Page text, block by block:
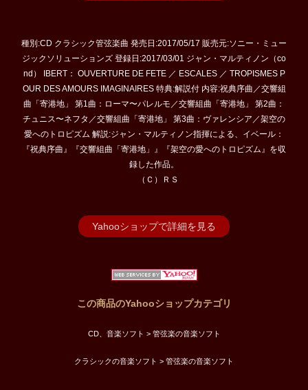
種別:CD クラシック管弦楽曲 発売日:2017/05/17 販売元:ソニー・ミュー
ジックソリューションズ 登録日:2017/03/01 ジャン・マルティノン（co
nd） IBERT： OUVERTURE DE FETE ／ ESCALES ／ TROPISMES P
OUR DES AMOURS IMAGINAIRES 特典:解説付 内容:祝典序曲／交響組
曲「寄港地」 第1曲：ローマ〜パレルモ／交響組曲「寄港地」 第2曲：
チュニス〜ネフタ／交響組曲「寄港地」 第3曲：ヴァレンシア／架空の
愛へのトロピズム 解説:ジャン・マルティノン指揮による、イベール：
『祝典序曲』『交響組曲「寄港地」』『架空の愛へのトロピズム』を収
録した作品。
（Ｃ）ＲＳ
Yahooショップで詳細を見る
この商品のYahooショップカテゴリ
CD、音楽ソフト > 管弦楽の音楽ソフト
クラシックの音楽ソフト > 管弦楽の音楽ソフト